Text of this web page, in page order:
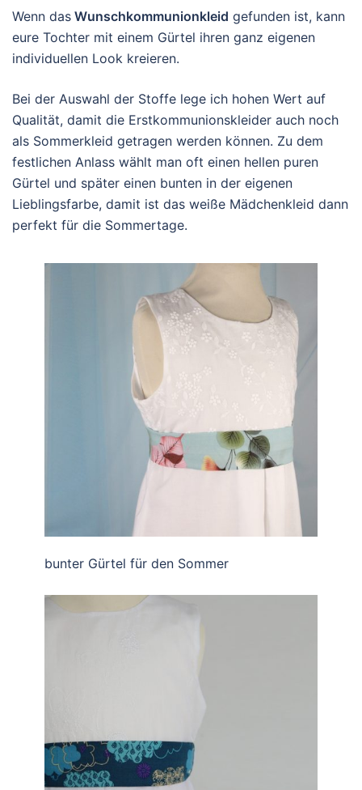
Wenn das Wunschkommunionkleid gefunden ist, kann
eure Tochter mit einem Gürtel ihren ganz eigenen
individuellen Look kreieren.
Bei der Auswahl der Stoffe lege ich hohen Wert auf
Qualität, damit die Erstkommunionskleider auch noch
als Sommerkleid getragen werden können. Zu dem
festlichen Anlass wählt man oft einen hellen puren
Gürtel und später einen bunten in der eigenen
Lieblingsfarbe, damit ist das weiße Mädchenkleid dann
perfekt für die Sommertage.
bunter Gürtel für den Sommer